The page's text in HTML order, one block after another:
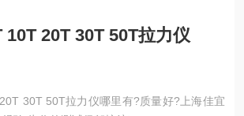
10T 20T 30T 50T拉力仪
30T 50T拉力仪哪里有?质量好?上海佳宜